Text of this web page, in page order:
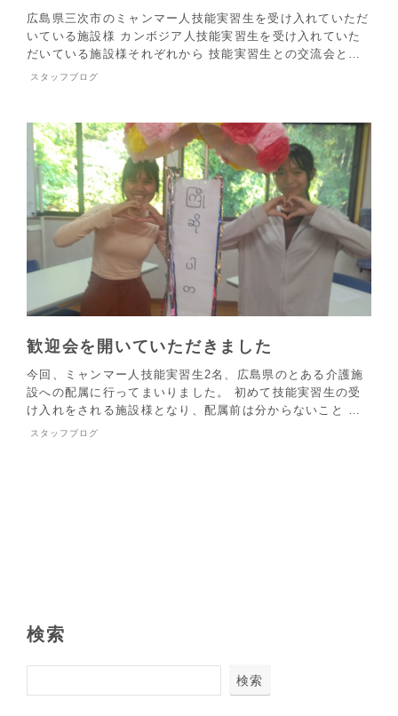
広島県三次市のミャンマー人技能実習生を受け入れていただ
いている施設様 カンボジア人技能実習生を受け入れていた
だいている施設様それぞれから 技能実習生との交流会と…
スタッフブログ
歓迎会を開いていただきました
今回、ミャンマー人技能実習生2名、広島県のとある介護施
設への配属に行ってまいりました。 初めて技能実習生の受
け入れをされる施設様となり、配属前は分からないこと …
スタッフブログ
検索
検索